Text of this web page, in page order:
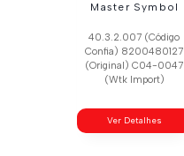
Master Symbol
40.3.2.007 (Código
Confia) 8200480127
(Original) C04-0047
(Wtk Import)
Ver Detalhes